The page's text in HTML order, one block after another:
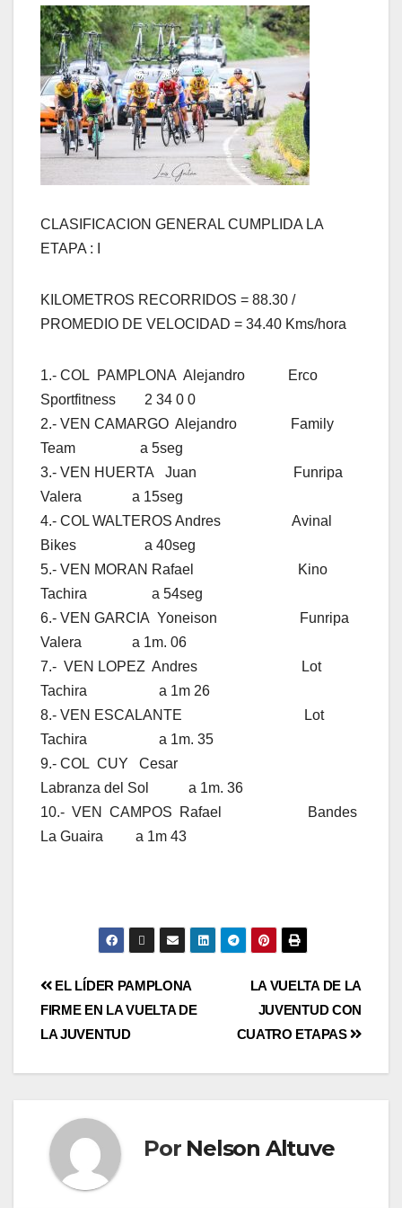
CLASIFICACION GENERAL CUMPLIDA LA
ETAPA : I
KILOMETROS RECORRIDOS = 88.30 /
PROMEDIO DE VELOCIDAD = 34.40 Kms/hora
1.- COL PAMPLONA Alejandro Erco
Sportfitness 2 34 0 0
2.- VEN CAMARGO Alejandro Family
Team a 5seg
3.- VEN HUERTA Juan Funripa
Valera a 15seg
4.- COL WALTEROS Andres Avinal
Bikes a 40seg
5.- VEN MORAN Rafael Kino
Tachira a 54seg
6.- VEN GARCIA Yoneison Funripa
Valera a 1m. 06
7.- VEN LOPEZ Andres Lot
Tachira a 1m 26
8.- VEN ESCALANTE Lot
Tachira a 1m. 35
9.- COL CUY Cesar
Labranza del Sol a 1m. 36
10.- VEN CAMPOS Rafael Bandes
La Guaira a 1m 43
LA VUELTA DE LA
JUVENTUD CON
CUATRO ETAPAS
EL LÍDER PAMPLONA
FIRME EN LA VUELTA DE
LA JUVENTUD
Por Nelson Altuve